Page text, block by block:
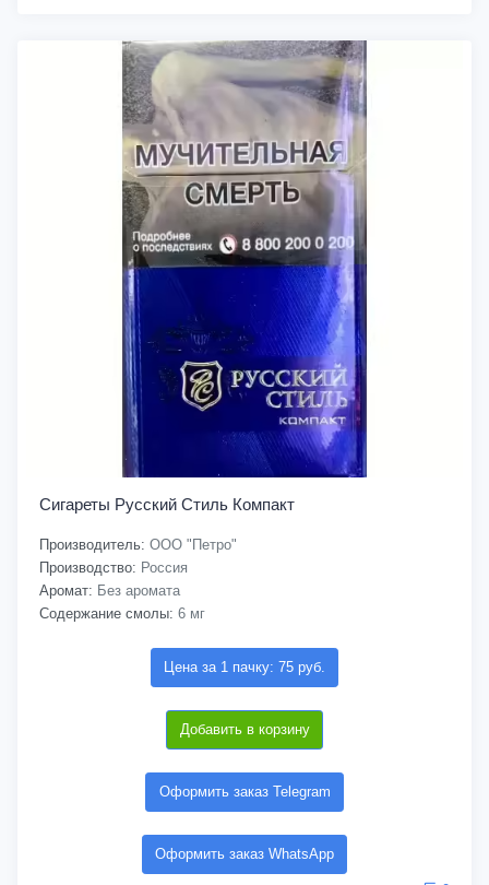
Сигареты Русский Стиль Компакт
Производитель: ООО "Петро"
Производство: Россия
Аромат: Без аромата
Содержание смолы: 6 мг
Цена за 1 пачку: 75 руб.
Добавить в корзину
Оформить заказ Telegram
Оформить заказ WhatsApp